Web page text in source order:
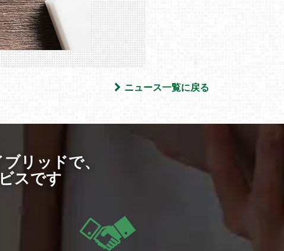
ニュース一覧に戻る
リッドで、
スです